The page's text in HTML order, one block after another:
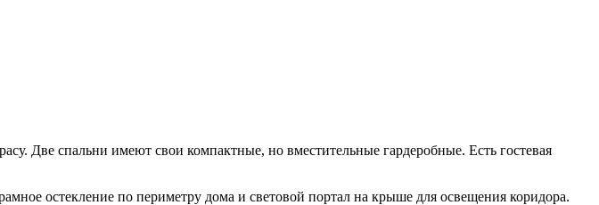
Две спальни имеют свои компактные, но вместительные гардеробные. Есть гостевая
остекление по периметру дома и световой портал на крыше для освещения коридора.